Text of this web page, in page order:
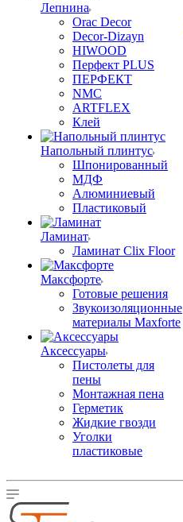
Лепнина
Orac Decor
Decor-Dizayn
HIWOOD
Перфект PLUS
ПЕРФЕКТ
NMC
ARTFLEX
Клей
Напольный плинтус
Шпонированный
МДФ
Алюминиевый
Пластиковый
Ламинат
Ламинат Clix Floor
Максфорте
Готовые решения
Звукоизоляционные
материалы Maxforte
Аксессуары
Пистолеты для
пены
Монтажная пена
Герметик
Жидкие гвозди
Уголки
пластиковые